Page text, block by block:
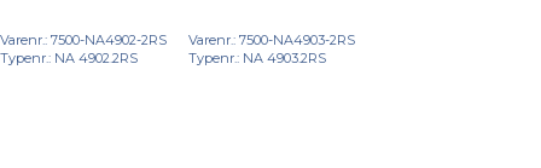
Varenr.: 7500-NA4902-2RS
Typenr.: NA 4902.2RS
Varenr.: 7500-NA4903-2RS
Typenr.: NA 4903.2RS